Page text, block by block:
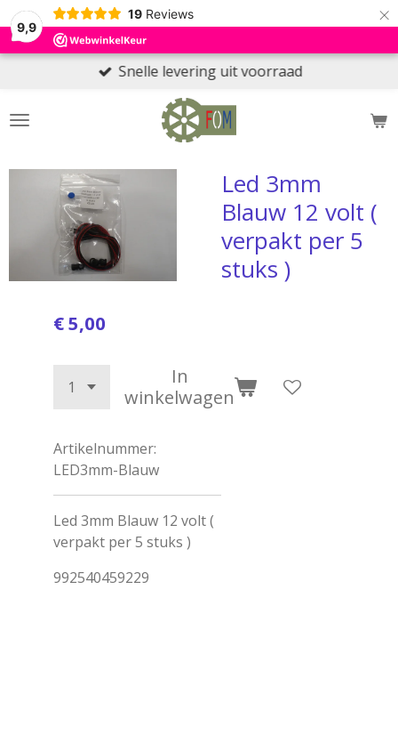
9,9
19 Reviews ×
Snelle levering uit voorraad
Led 3mm
Blauw 12 volt (
verpakt per 5
stuks )
€ 5,00
In
winkelwagen
Artikelnummer:
LED3mm-Blauw
Led 3mm Blauw 12 volt (
verpakt per 5 stuks )
992540459229